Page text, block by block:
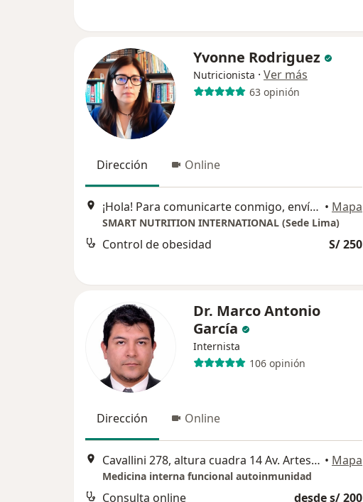
Yvonne Rodriguez
Nutricionista · Ver más
63 opinión
Dirección Online
¡Hola! Para comunicarte conmigo, envía un WhatsApp o un correo electrónico desde mi sitio web, especificando el motivo de tu consulta. ¡Estaré encantado de ayudarte!, Lima • Mapa
SMART NUTRITION INTERNATIONAL (Sede Lima)
Control de obesidad S/ 250
Dr. Marco Antonio
García
Internista
106 opinión
Dirección Online
Cavallini 278, altura cuadra 14 Av. Artes Norte, Lima • Mapa
Medicina interna funcional autoinmunidad
Consulta online desde s/ 200